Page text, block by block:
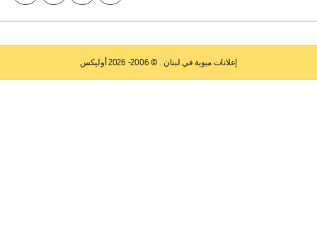
إعلانات مبوبة في لبنان . © 2006- 2026 أوليكس